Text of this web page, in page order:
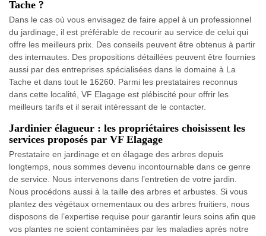
Tache ?
Dans le cas où vous envisagez de faire appel à un professionnel
du jardinage, il est préférable de recourir au service de celui qui
offre les meilleurs prix. Des conseils peuvent être obtenus à partir
des internautes. Des propositions détaillées peuvent être fournies
aussi par des entreprises spécialisées dans le domaine à La
Tache et dans tout le 16260. Parmi les prestataires reconnus
dans cette localité, VF Elagage est plébiscité pour offrir les
meilleurs tarifs et il serait intéressant de le contacter.
Jardinier élagueur : les propriétaires choisissent les
services proposés par VF Elagage
Prestataire en jardinage et en élagage des arbres depuis
longtemps, nous sommes devenu incontournable dans ce genre
de service. Nous intervenons dans l’entretien de votre jardin.
Nous procédons aussi à la taille des arbres et arbustes. Si vous
plantez des végétaux ornementaux ou des arbres fruitiers, nous
disposons de l’expertise requise pour garantir leurs soins afin que
vos plantes ne soient contaminées par les maladies après notre